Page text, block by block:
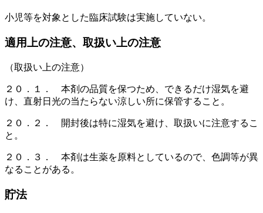
小児等を対象とした臨床試験は実施していない。
適用上の注意、取扱い上の注意
（取扱い上の注意）
２０．１． 本剤の品質を保つため、できるだけ湿気を避
け、直射日光の当たらない涼しい所に保管すること。
２０．２． 開封後は特に湿気を避け、取扱いに注意するこ
と。
２０．３． 本剤は生薬を原料としているので、色調等が異
なることがある。
貯法